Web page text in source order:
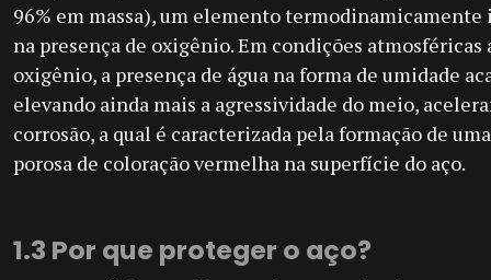
96% em massa), um elemento termodinamicamente
na presença de oxigênio. Em condições atmosféricas
oxigênio, a presença de água na forma de umidade
elevando ainda mais a agressividade do meio,
corrosão, a qual é caracterizada pela formação de
porosa de coloração vermelha na superfície do aço.
1.3 Por que proteger o aço?